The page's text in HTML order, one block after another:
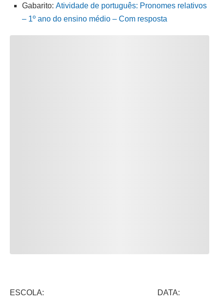
Gabarito: Atividade de português: Pronomes relativos
– 1º ano do ensino médio – Com resposta
ESCOLA: DATA: